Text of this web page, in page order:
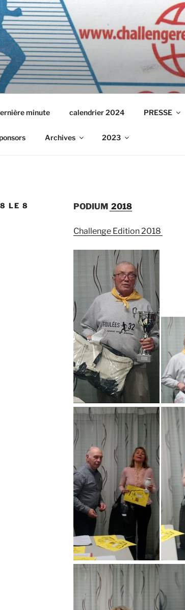
minute calendrier 2024 PRESSE
Archives 2023
LE 8
PODIUM 2018
Challenge Edition 2018